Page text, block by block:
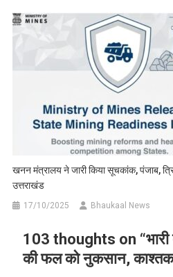
खनन मंत्रालय ने जारी किया सूचकांक, पंजाब,
उत्तराखंड
17/10/2025 Bhaukaal News
103 thoughts on “
की फल को नुकसान,